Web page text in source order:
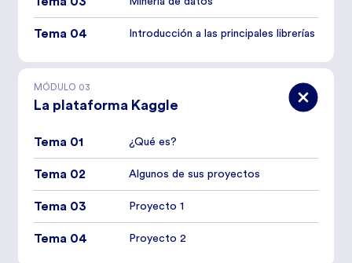
Tema 04 Introducción a las principales librerías
MÓDULO 03
La plataforma Kaggle
Tema 01 ¿Qué es?
Tema 02 Algunos de sus proyectos
Tema 03 Proyecto 1
Tema 04 Proyecto 2